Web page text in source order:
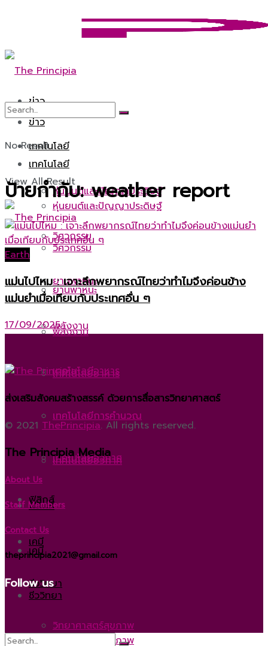
ข่าว
เทคโนโลยี
หุ่นยนต์และปัญญาประดิษฐ์
วิศวกรรม
ยานพาหนะ
พลังงาน
เทคโนโลยีอาหาร
เทคโนโลยีการคำนวณ
เทคโนโลยีอวกาศ
ฟิสิกส์
เคมี
ชีววิทยา
วิทยาศาสตร์สุขภาพ
ข่าว
เทคโนโลยี
หุ่นยนต์และปัญญาประดิษฐ์
วิศวกรรม
ยานพาหนะ
พลังงาน
เทคโนโลยีอาหาร
เทคโนโลยีการคำนวณ
เทคโนโลยีอวกาศ
ฟิสิกส์
เคมี
ชีววิทยา
วิทยาศาสตร์สุขภาพ
No Result
View All Result
ป้ายกำกับ:weather report
Earth
แม่นไปไหม : เจาะลึกพยากรณ์ไทยว่าทำไมจึงค่อนข้าง
แม่นยำเมื่อเทียบกับประเทศอื่น ๆ
17/09/2025
ส่งเสริมสังคมสร้างสรรค์ ด้วยการสื่อสารวิทยาศาสตร์
© 2021 ThePrincipia. All rights reserved.
The Principia Media
About Us
Staff Members
Contact Us
theprincipia2021@gmail.com
Follow us